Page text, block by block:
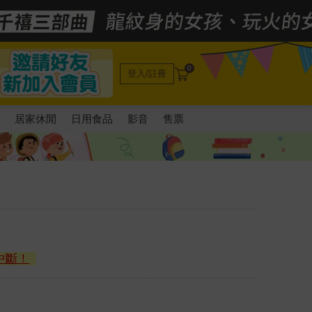
登入/註冊 0
居家休閒 日用食品 影音 售票
！